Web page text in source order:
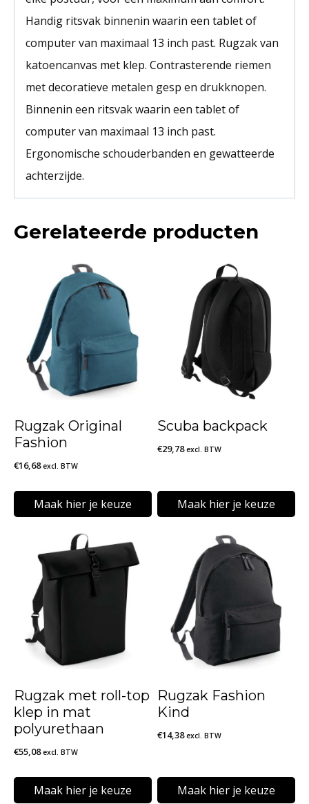
Handig ritsvak binnenin waarin een tablet of
computer van maximaal 13 inch past. Rugzak van
katoencanvas met klep. Contrasterende riemen
met decoratieve metalen gesp en drukknopen.
Binnenin een ritsvak waarin een tablet of
computer van maximaal 13 inch past.
Ergonomische schouderbanden en gewatteerde
achterzijde.
Gerelateerde producten
Rugzak Original
Fashion
€16,68 excl. BTW
Maak hier je keuze
product
meerdere
variaties.
Deze
gekozen
worden
op
productpagina
Scuba backpack
€29,78 excl. BTW
Maak hier je keuze
meerdere
variaties.
Deze
optie
gekozen
productpagina
Rugzak met roll-top
klep in mat
polyurethaan
€55,08 excl. BTW
Maak hier je keuze
Rugzak Fashion
Kind
€14,38 excl. BTW
Maak hier je keuze